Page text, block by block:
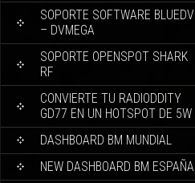
SOPORTE SOFTWARE BLUEDV
– DVMEGA
SOPORTE OPENSPOT SHARK
RF
CONVIERTE TU RADIODDITY
GD77 EN UN HOTSPOT DE 5W
DASHBOARD BM MUNDIAL
NEW DASHBOARD BM ESPAÑA